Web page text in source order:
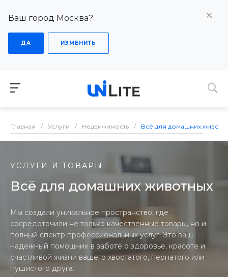
Ваш город Москва?
ДА ИЗМЕНИТЬ
Главная / Услуги / Недвижимость / Всё для домашних
УСЛУГИ И ТОВАРЫ
Всё для домашних животных
Мы создали уникальное пространство, где
сосредоточили не только качественные товары, но и
полный спектр профессиональных услуг. Это ваш
надежный помощник в заботе о здоровье, красоте и
счастливой жизни вашего хвостатого, пернатого или
пушистого друга.